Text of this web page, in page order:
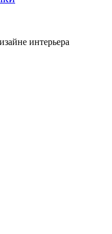
интерьера